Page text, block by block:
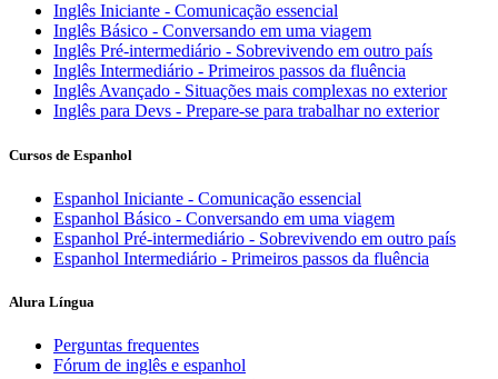
Inglês Iniciante - Comunicação essencial
Inglês Básico - Conversando em uma viagem
Inglês Pré-intermediário - Sobrevivendo em outro país
Inglês Intermediário - Primeiros passos da fluência
Inglês Avançado - Situações mais complexas no exterior
Inglês para Devs - Prepare-se para trabalhar no exterior
Cursos de Espanhol
Espanhol Iniciante - Comunicação essencial
Espanhol Básico - Conversando em uma viagem
Espanhol Pré-intermediário - Sobrevivendo em outro país
Espanhol Intermediário - Primeiros passos da fluência
Alura Língua
Perguntas frequentes
Fórum de inglês e espanhol